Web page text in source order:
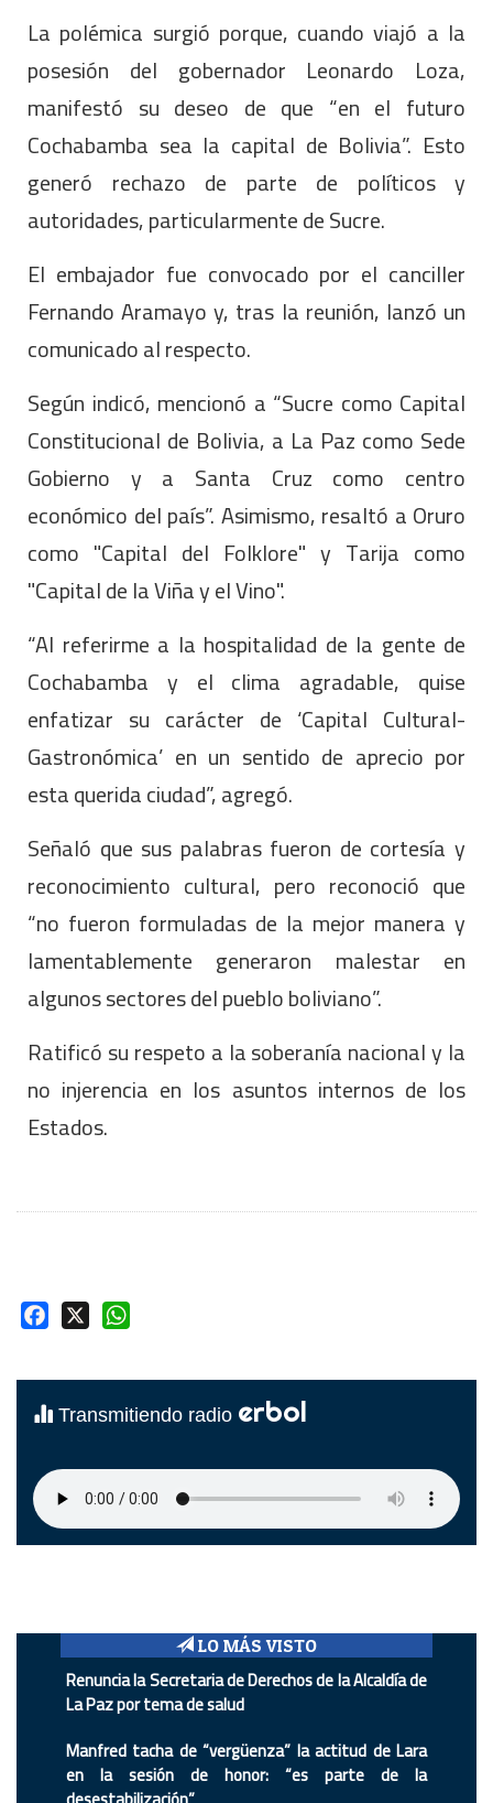
La polémica surgió porque, cuando viajó a la
posesión del gobernador Leonardo Loza,
manifestó su deseo de que “en el futuro
Cochabamba sea la capital de Bolivia”. Esto
generó rechazo de parte de políticos y
autoridades, particularmente de Sucre.
El embajador fue convocado por el canciller
Fernando Aramayo y, tras la reunión, lanzó un
comunicado al respecto.
Según indicó, mencionó a “Sucre como Capital
Constitucional de Bolivia, a La Paz como Sede
Gobierno y a Santa Cruz como centro
económico del país”. Asimismo, resaltó a Oruro
como "Capital del Folklore" y Tarija como
"Capital de la Viña y el Vino".
“Al referirme a la hospitalidad de la gente de
Cochabamba y el clima agradable, quise
enfatizar su carácter de ‘Capital Cultural-
Gastronómica’ en un sentido de aprecio por
esta querida ciudad”, agregó.
Señaló que sus palabras fueron de cortesía y
reconocimiento cultural, pero reconoció que
“no fueron formuladas de la mejor manera y
lamentablemente generaron malestar en
algunos sectores del pueblo boliviano”.
Ratificó su respeto a la soberanía nacional y la
no injerencia en los asuntos internos de los
Estados.
Facebook
Transmitiendo radio erbol
LO MÁS VISTO
Renuncia la Secretaria de Derechos de la Alcaldía de
La Paz por tema de salud
Manfred tacha de “vergüenza” la actitud de Lara
en la sesión de honor: “es parte de la